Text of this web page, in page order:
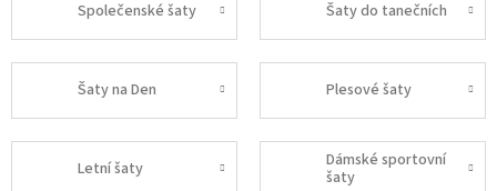
Společenské šaty Šaty do tanečních
Šaty na Den Plesové šaty
Letní šaty
Dámské sportovní
šaty